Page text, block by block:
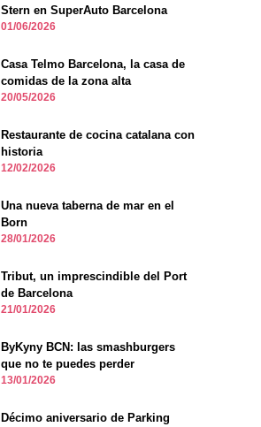
Stern en SuperAuto Barcelona
01/06/2026
Casa Telmo Barcelona, la casa de
comidas de la zona alta
20/05/2026
Restaurante de cocina catalana con
historia
12/02/2026
Una nueva taberna de mar en el
Born
28/01/2026
Tribut, un imprescindible del Port
de Barcelona
21/01/2026
ByKyny BCN: las smashburgers
que no te puedes perder
13/01/2026
Décimo aniversario de Parking